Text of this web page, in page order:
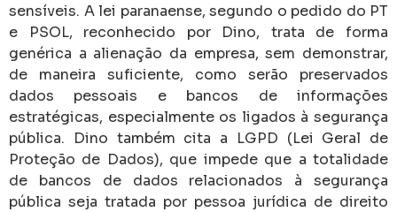
sensíveis. A lei paranaense, segundo o pedido do PT
e PSOL, reconhecido por Dino, trata de forma
genérica a alienação da empresa, sem demonstrar,
de maneira suficiente, como serão preservados
dados pessoais e bancos de informações
estratégicas, especialmente os ligados à segurança
pública. Dino também cita a LGPD (Lei Geral de
Proteção de Dados), que impede que a totalidade
de bancos de dados relacionados à segurança
pública seja tratada por pessoa jurídica de direito